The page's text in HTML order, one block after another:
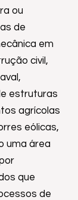
ou
de
em
civil,
estruturas
agrícolas
eólicas,
uma área
que
de